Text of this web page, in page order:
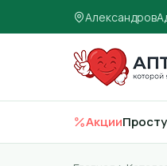
Александров
Акции